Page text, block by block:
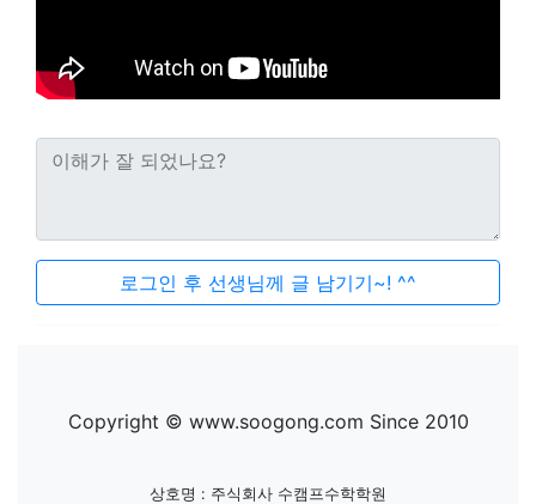
로그인 후 선생님께 글 남기기~! ^^
Copyright © www.soogong.com Since 2010
상호명 : 주식회사 수캠프수학학원